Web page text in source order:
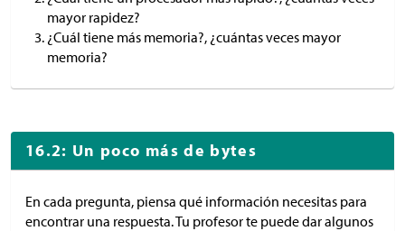
mayor rapidez?
¿Cuál tiene más memoria?, ¿cuántas veces mayor
memoria?
16.2: Un poco más de bytes
En cada pregunta, piensa qué información necesitas para
encontrar una respuesta. Tu profesor te puede dar algunos